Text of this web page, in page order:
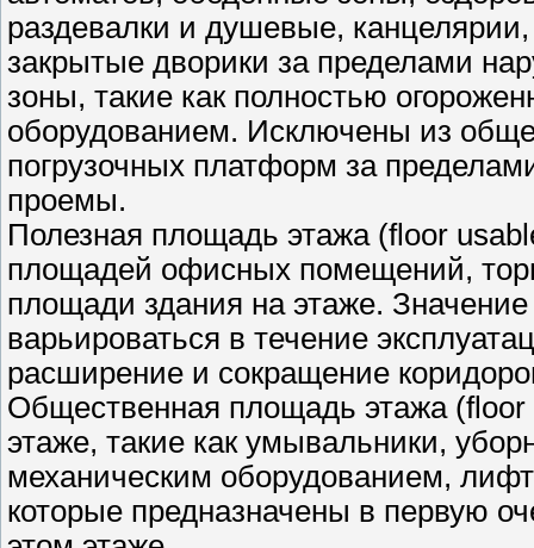
раздевалки и душевые,
закрытые дворики за пределами
зоны, такие как полностью
оборудованием. Исключены из
погрузочных платформ за
проемы.
Полезная площадь этажа (floor
площадей офисных помещений,
площади здания на этаже.
варьироваться в течение
расширение и сокращение
Общественная площадь этажа
этаже, такие как умывальники,
механическим оборудованием,
которые предназначены в первую